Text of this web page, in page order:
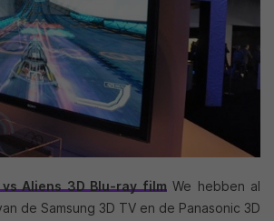
Aliens 3D Blu-ray filmWe hebben al
de Samsung 3D TV en de Panasonic 3D